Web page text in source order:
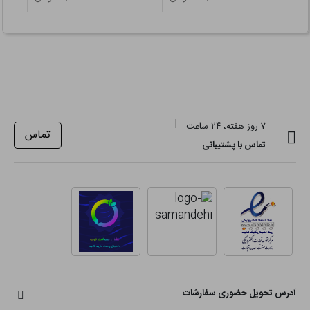
۷ روز هفته، ۲۴ ساعت
تماس با پشتیبانی
تماس
آدرس تحویل حضوری سفارشات